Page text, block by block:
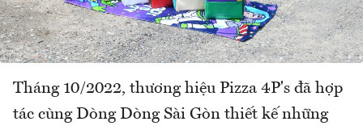
Tháng 10/2022, thương hiệu Pizza 4P's đã hợp
tác cùng Dòng Dòng Sài Gòn thiết kế những